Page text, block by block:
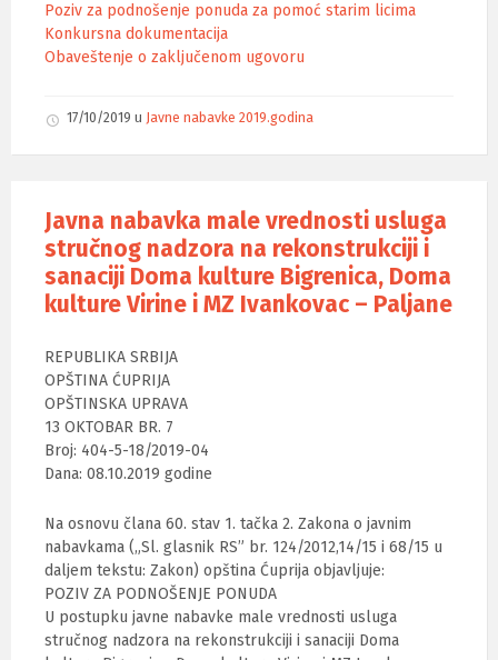
Poziv za podnošenje ponuda za pomoć starim licima
Konkursna dokumentacija
Obaveštenje o zaključenom ugovoru
17/10/2019 u Javne nabavke 2019.godina
Javna nabavka male vrednosti usluga
stručnog nadzora na rekonstrukciji i
sanaciji Doma kulture Bigrenica, Doma
kulture Virine i MZ Ivankovac – Paljane
REPUBLIKA SRBIJA
OPŠTINA ĆUPRIJA
OPŠTINSKA UPRAVA
13 OKTOBAR BR. 7
Broj: 404-5-18/2019-04
Dana: 08.10.2019 godine
Na osnovu člana 60. stav 1. tačka 2. Zakona o javnim
nabavkama („Sl. glasnik RS” br. 124/2012,14/15 i 68/15 u
daljem tekstu: Zakon) opština Ćuprija objavljuje:
POZIV ZA PODNOŠENJE PONUDA
U postupku javne nabavke male vrednosti usluga
stručnog nadzora na rekonstrukciji i sanaciji Doma